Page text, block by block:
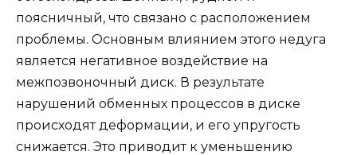
поясничный, что связано с расположением
проблемы. Основным влиянием этого недуга
является негативное воздействие на
межпозвоночный диск. В результате
нарушений обменных процессов в диске
происходят деформации, и его упругость
снижается. Это приводит к уменьшению